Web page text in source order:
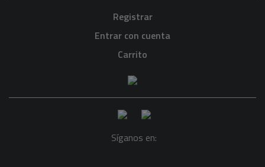
Registrar
Entrar con cuenta
Carrito
Síganos en: